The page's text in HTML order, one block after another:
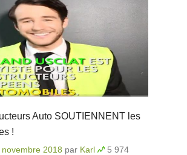
Auto SOUTIENNENT les
!
novembre 2018 par Karl
5 974